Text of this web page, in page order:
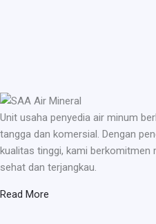
Unit usaha penyedia air minum
tangga dan komersial. Dengan
kualitas tinggi, kami berkomitmen
sehat dan terjangkau.
Read More